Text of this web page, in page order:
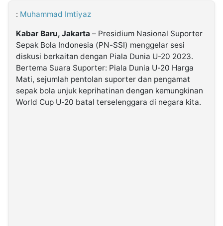
Kabarbaru.co
: Muhammad Imtiyaz
Kabar Baru, Jakarta – Presidium Nasional Suporter
Sepak Bola Indonesia (PN-SSI) menggelar sesi
diskusi berkaitan dengan Piala Dunia U-20 2023.
Bertema Suara Suporter: Piala Dunia U-20 Harga
Mati, sejumlah pentolan suporter dan pengamat
sepak bola unjuk keprihatinan dengan kemungkinan
World Cup U-20 batal terselenggara di negara kita.